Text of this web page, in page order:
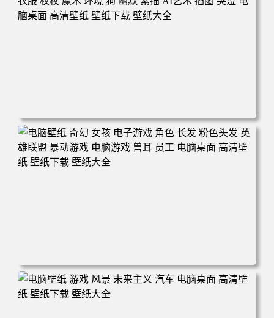
电脑壁纸 女人 女孩 粉色头发 原创人物 角 斗篷 盔甲 衣服
权杖 魔术 环境 狗 幽默 素描 AI艺术 插图 哭泣 电脑桌面 高
清壁纸 壁纸下载 壁纸大全
电脑壁纸 奇幻 女孩 电子游戏 角色 长发 粉色头发 英雄联盟
暴动游戏 电脑游戏 兽耳 员工 电脑桌面 高清壁纸 壁纸下载